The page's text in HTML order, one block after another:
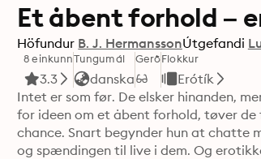
Et åbent forhold –
Höfundur B. J. HermanssonÚtgefandi
8 einkunn
3.3
Tungumál
danska
GerðFlokkur
Erótík
Intet er som før. De elsker hinanden,
for ideen om et åbent forhold, tøver
chance. Snart begynder hun at chatte
og spændingen til live i dem. Og